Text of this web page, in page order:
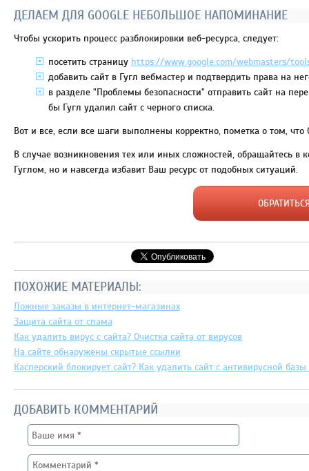
ДЕЛАЕМ ДЛЯ GOOGLE НЕБОЛЬШОЕ НАПОМИНАНИЕ
Чтобы ускорить процесс разблокировки веб-ресурса, следует:
посетить страницу https://www.google.com/webmasters/
добавить сайт в Гугл вебмастер и подтвердить права на
в разделе "Проблемы безопасности" отправить сайт на
бы Гугл удалил сайт с черного списка.
Вот и все, если все шаги выполнены корректно, пометка о том, что
В случае возникновения тех или иных сложностей, обращайтесь
Гуглом, но и навсегда избавит Ваш ресурс от подобных ситуаций.
ПОХОЖИЕ МАТЕРИАЛЫ:
Ложные заказы в интернет-магазинах
Защита сайта от спама
Как удалить вирус с сайта? Очистка сайта от вирусов
На сайте обнаружены скрытые ссылки
Касперский блокирует сайт? Как удалить сайт с антивирусной базы
ДОБАВИТЬ КОММЕНТАРИЙ